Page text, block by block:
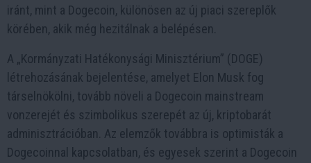
iránt, mint a Dogecoin, különösen az új piaci szereplők
körében, akik még hezitálnak a belépésen.
A „Kormányzati Hatékonysági Minisztérium” (DOGE)
létrehozásának bejelentése, amelyet Elon Musk fog
társelnökölni, tovább növeli a Dogecoin mainstream
vonzerejét és szimbolikus szerepét az új, kriptobarát
adminisztrációban. Az elemzők továbbra is optimisták a
Dogecoinnal kapcsolatban, és egyesek szerint a Dogecoin